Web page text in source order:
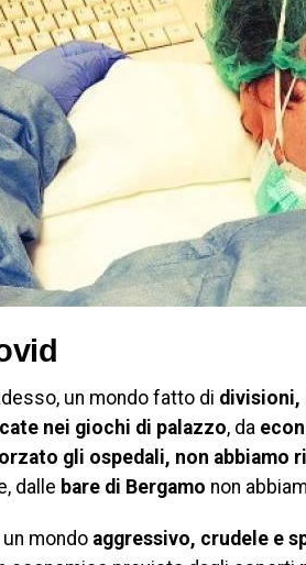
un mondo fatto di
nei giochi di palazzo, da
gli ospedali, non abbiamo
dalle bare di Bergamo non
mondo aggressivo, crudele e